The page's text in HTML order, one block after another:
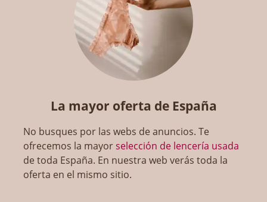
La mayor oferta de España
No busques por las webs de anuncios. Te
ofrecemos la mayorselección de lencería usada
de toda España. En nuestra web verás toda la
oferta en el mismo sitio.